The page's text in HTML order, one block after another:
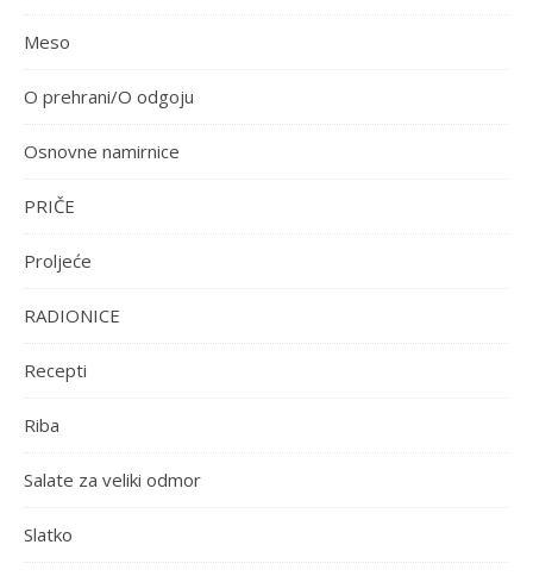
Meso
O prehrani/O odgoju
Osnovne namirnice
PRIČE
Proljeće
RADIONICE
Recepti
Riba
Salate za veliki odmor
Slatko